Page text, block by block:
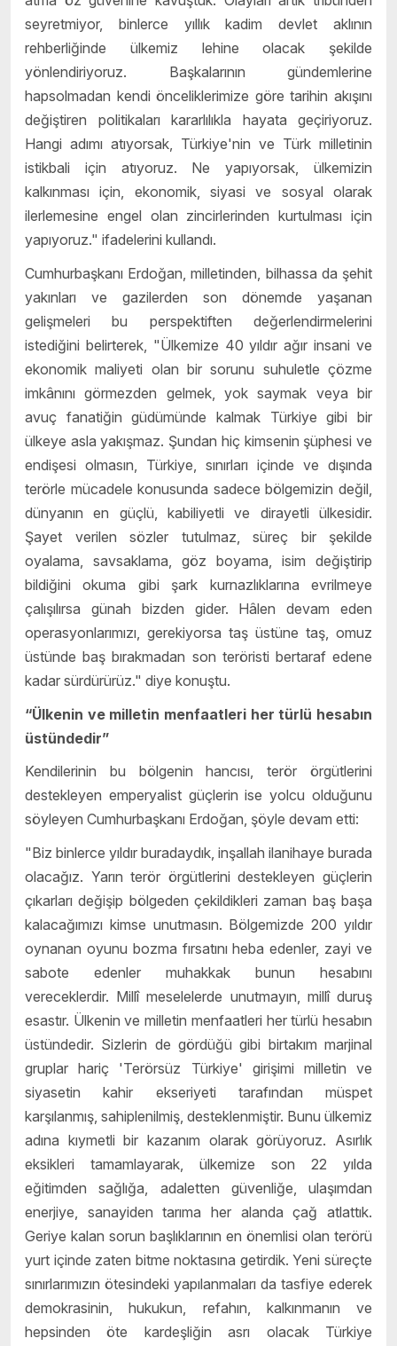
seyretmiyor, binlerce yıllık kadim devlet aklının
rehberliğinde ülkemiz lehine olacak şekilde
yönlendiriyoruz. Başkalarının gündemlerine
hapsolmadan kendi önceliklerimize göre tarihin akışını
değiştiren politikaları kararlılıkla hayata geçiriyoruz.
Hangi adımı atıyorsak, Türkiye'nin ve Türk milletinin
istikbali için atıyoruz. Ne yapıyorsak, ülkemizin
kalkınması için, ekonomik, siyasi ve sosyal olarak
ilerlemesine engel olan zincirlerinden kurtulması için
yapıyoruz." ifadelerini kullandı.
Cumhurbaşkanı Erdoğan, milletinden, bilhassa da şehit
yakınları ve gazilerden son dönemde yaşanan
gelişmeleri bu perspektiften değerlendirmelerini
istediğini belirterek, "Ülkemize 40 yıldır ağır insani ve
ekonomik maliyeti olan bir sorunu suhuletle çözme
imkânını görmezden gelmek, yok saymak veya bir
avuç fanatiğin güdümünde kalmak Türkiye gibi bir
ülkeye asla yakışmaz. Şundan hiç kimsenin şüphesi ve
endişesi olmasın, Türkiye, sınırları içinde ve dışında
terörle mücadele konusunda sadece bölgemizin değil,
dünyanın en güçlü, kabiliyetli ve dirayetli ülkesidir.
Şayet verilen sözler tutulmaz, süreç bir şekilde
oyalama, savsaklama, göz boyama, isim değiştirip
bildiğini okuma gibi şark kurnazlıklarına evrilmeye
çalışılırsa günah bizden gider. Hâlen devam eden
operasyonlarımızı, gerekiyorsa taş üstüne taş, omuz
üstünde baş bırakmadan son teröristi bertaraf edene
kadar sürdürürüz." diye konuştu.
“Ülkenin ve milletin menfaatleri her türlü hesabın
üstündedir”
Kendilerinin bu bölgenin hancısı, terör örgütlerini
destekleyen emperyalist güçlerin ise yolcu olduğunu
söyleyen Cumhurbaşkanı Erdoğan, şöyle devam etti:
"Biz binlerce yıldır buradaydık, inşallah ilanihaye burada
olacağız. Yarın terör örgütlerini destekleyen güçlerin
çıkarları değişip bölgeden çekildikleri zaman baş başa
kalacağımızı kimse unutmasın. Bölgemizde 200 yıldır
oynanan oyunu bozma fırsatını heba edenler, zayi ve
sabote edenler muhakkak bunun hesabını
vereceklerdir. Millî meselelerde unutmayın, millî duruş
esastır. Ülkenin ve milletin menfaatleri her türlü hesabın
üstündedir. Sizlerin de gördüğü gibi birtakım marjinal
gruplar hariç 'Terörsüz Türkiye' girişimi milletin ve
siyasetin kahir ekseriyeti tarafından müspet
karşılanmış, sahiplenilmiş, desteklenmiştir. Bunu ülkemiz
adına kıymetli bir kazanım olarak görüyoruz. Asırlık
eksikleri tamamlayarak, ülkemize son 22 yılda
eğitimden sağlığa, adaletten güvenliğe, ulaşımdan
enerjiye, sanayiden tarıma her alanda çağ atlattık.
Geriye kalan sorun başlıklarının en önemlisi olan terörü
yurt içinde zaten bitme noktasına getirdik. Yeni süreçte
sınırlarımızın ötesindeki yapılanmaları da tasfiye ederek
demokrasinin, hukukun, refahın, kalkınmanın ve
hepsinden öte kardeşliğin asrı olacak Türkiye